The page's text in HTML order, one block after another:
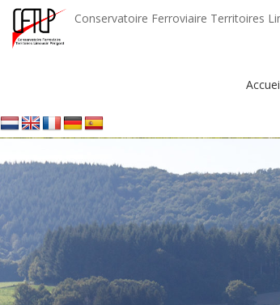
Conservatoire Ferroviaire Territoires